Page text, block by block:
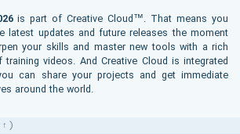
is part of Creative Cloud™. That means you
latest updates and future releases the moment
your skills and master new tools with a rich
videos. And Creative Cloud is integrated
can share your projects and get immediate
around the world.
)